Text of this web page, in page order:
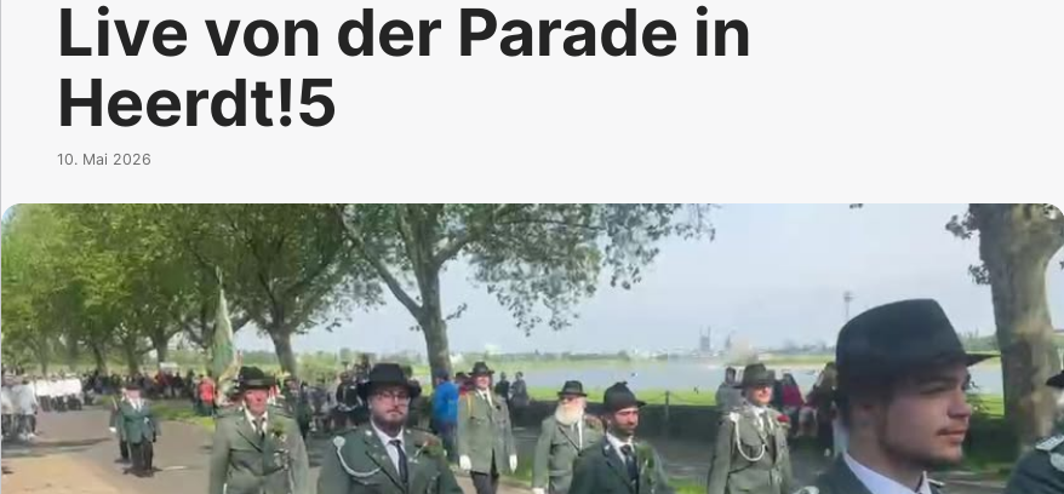
Live von der Parade in
Heerdt!5
10. Mai 2026